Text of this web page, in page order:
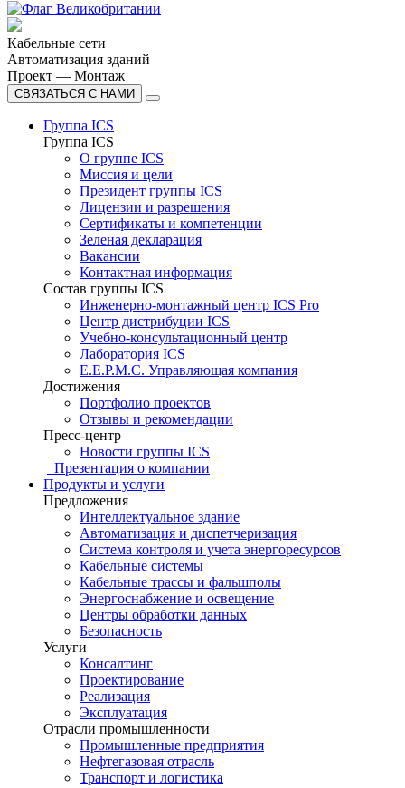
Кабельные сети
Автоматизация зданий
Проект — Монтаж
СВЯЗАТЬСЯ С НАМИ
Группа ICS
Группа ICS
О группе ICS
Миссия и цели
Президент группы ICS
Лицензии и разрешения
Сертификаты и компетенции
Зеленая декларация
Вакансии
Контактная информация
Состав группы ICS
Инженерно-монтажный центр ICS Pro
Центр дистрибуции ICS
Учебно-консультационный центр
Лаборатория ICS
E.E.P.M.C. Управляющая компания
Достижения
Портфолио проектов
Отзывы и рекомендации
Пресс-центр
Новости группы ICS
Презентация о компании
Продукты и услуги
Предложения
Интеллектуальное здание
Автоматизация и диспетчеризация
Система контроля и учета энергоресурсов
Кабельные системы
Кабельные трассы и фальшполы
Энергоснабжение и освещение
Центры обработки данных
Безопасность
Услуги
Консалтинг
Проектирование
Реализация
Эксплуатация
Отрасли промышленности
Промышленные предприятия
Нефтегазовая отрасль
Транспорт и логистика